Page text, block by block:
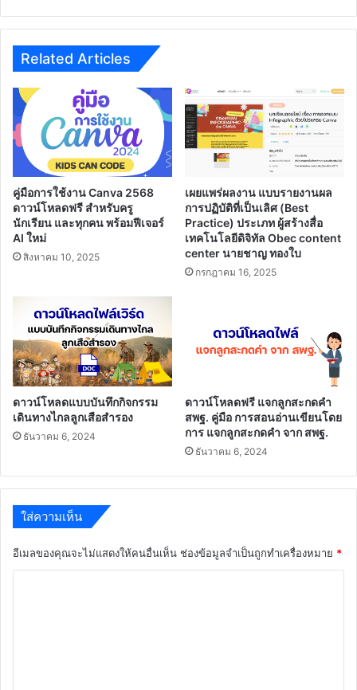
CEFR
สําห
รับ
ครู
ราชบุรี
เขต
1
Related Articles
คู่มือการใช้งาน Canva 2568
ดาวน์โหลดฟรี สำหรับครู
นักเรียน และทุกคน พร้อมฟีเจอร์
AI ใหม่
สิงหาคม 10, 2025
เผยแพร่ผลงาน แบบรายงานผล
การปฏิบัติที่เป็นเลิศ (Best
Practice) ประเภท ผู้สร้างสื่อ
เทคโนโลยีดิจิทัล Obec content
center นายชาญ ทองใบ
กรกฎาคม 16, 2025
ดาวน์โหลดแบบบันทึกกิจกรรม
เดินทางไกลลูกเสือสำรอง
ธันวาคม 6, 2024
ดาวน์โหลดฟรี แจกลูกสะกดคำ
สพฐ. คู่มือ การสอนอ่านเขียนโดย
การ แจกลูกสะกดคำ จาก สพฐ.
ธันวาคม 6, 2024
ใส่ความเห็น
อีเมลของคุณจะไม่แสดงให้คนอื่นเห็น ช่องข้อมูลจำเป็นถูกทำเครื่องหมาย *